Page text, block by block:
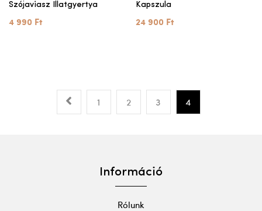
Szójaviasz Illatgyertya
4 990 Ft
Kapszula
24 900 Ft
1 2 3 4
Információ
Rólunk